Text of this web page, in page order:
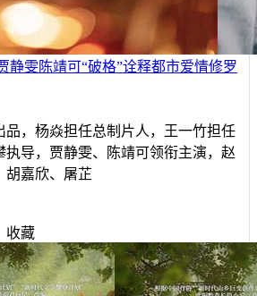
静雯陈靖可“破格”诠释都市爱情修罗
品，杨焱担任总制片人，王一竹担任
执导，贾静雯、陈靖可领衔主演，赵
胡嘉欣、屠芷
收藏